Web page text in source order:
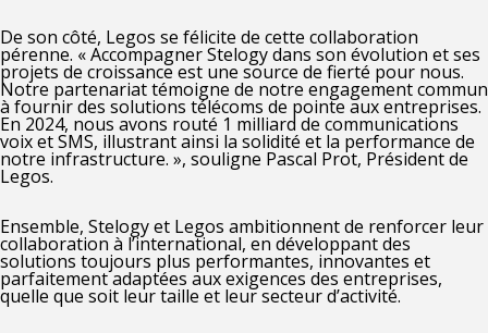
De son côté, Legos se félicite de cette collaboration
pérenne. «Accompagner Stelogy dans son évolution et ses
projets de croissance est une source de fierté pour nous.
Notre partenariat témoigne de notre engagement commun
à fournir des solutions télécoms de pointe aux entreprises.
En 2024, nous avons routé 1 milliard de communications
voix et SMS, illustrant ainsi la solidité et la performance de
notre infrastructure. », souligne Pascal Prot, Président de
Legos.
Ensemble, Stelogy et Legos ambitionnent de renforcer leur
collaboration à l’international, en développant des
solutions toujours plus performantes, innovantes et
parfaitement adaptées aux exigences des entreprises,
quelle que soit leur taille et leur secteur d’activité.